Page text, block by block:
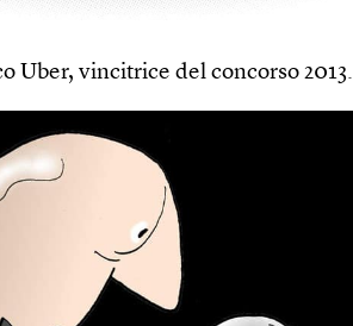
Uber, vincitrice del concorso 2013.